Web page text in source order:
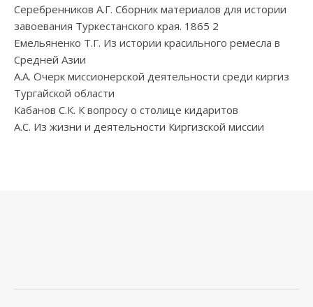
Серебренников А.Г. Сборник материалов для истории
завоевания Туркестанского края. 1865 2
Емельяненко Т.Г. Из истории красильного ремесла в
Средней Азии
А.А. Очерк миссионерской деятельности среди киргиз
Тургайской области
Кабанов С.К. К вопросу о столице кидаритов
А.С. Из жизни и деятельности Киргизской миссии